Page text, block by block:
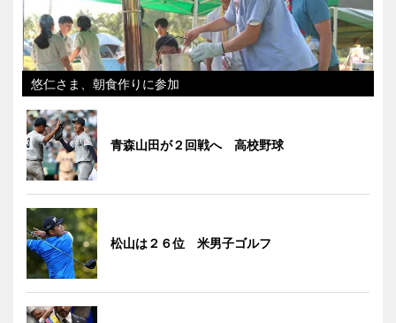
悠仁さま、朝食作りに参加
青森山田が２回戦へ 高校野球
松山は２６位 米男子ゴルフ